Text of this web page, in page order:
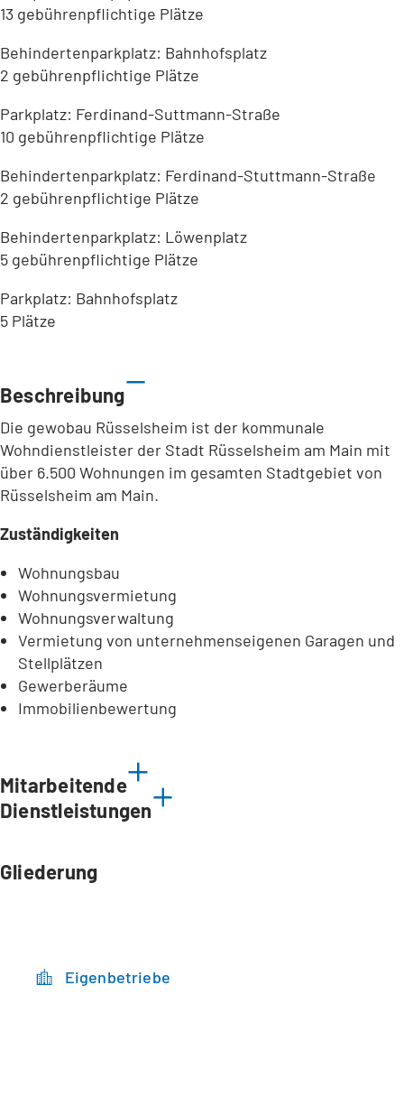
13 gebührenpflichtige Plätze
Behindertenparkplatz: Bahnhofsplatz
2 gebührenpflichtige Plätze
Parkplatz: Ferdinand-Suttmann-Straße
10 gebührenpflichtige Plätze
Behindertenparkplatz: Ferdinand-Stuttmann-Straße
2 gebührenpflichtige Plätze
Behindertenparkplatz: Löwenplatz
5 gebührenpflichtige Plätze
Parkplatz: Bahnhofsplatz
5 Plätze
Beschreibung
Die gewobau Rüsselsheim ist der kommunale
Wohndienstleister der Stadt Rüsselsheim am Main mit
über 6.500 Wohnungen im gesamten Stadtgebiet von
Rüsselsheim am Main.
Zuständigkeiten
Wohnungsbau
Wohnungsvermietung
Wohnungsverwaltung
Vermietung von unternehmenseigenen Garagen und
Stellplätzen
Gewerberäume
Immobilienbewertung
Mitarbeitende
Dienstleistungen
Gliederung
Eigenbetriebe